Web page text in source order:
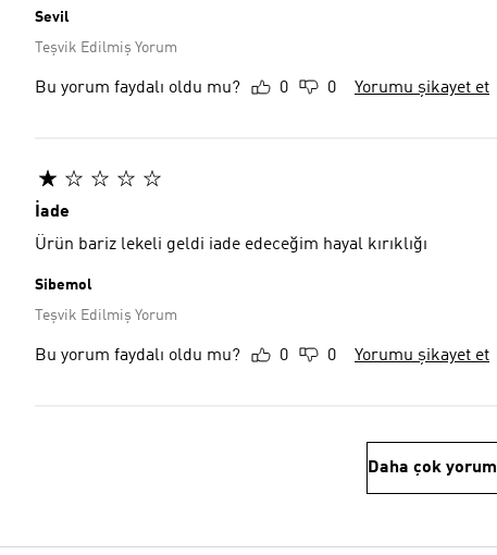
Sevil
Teşvik Edilmiş Yorum
Bu yorum faydalı oldu mu? 0 0 Yorumu şikayet et
İade
Ürün bariz lekeli geldi iade edeceğim hayal kırıklığı
Sibemol
Teşvik Edilmiş Yorum
Bu yorum faydalı oldu mu? 0 0 Yorumu şikayet et
Daha çok